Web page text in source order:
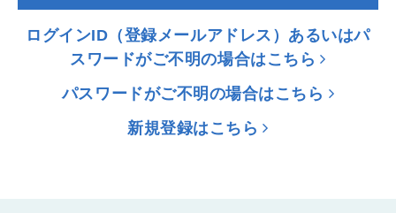
ログインID（登録メールアドレス）あるいはパ
スワードがご不明の場合はこちら
パスワードがご不明の場合はこちら
新規登録はこちら